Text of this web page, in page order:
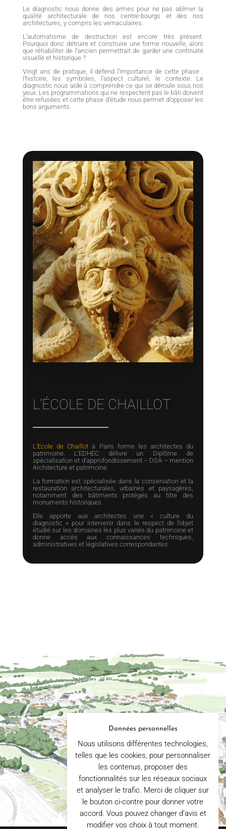
Le diagnostic nous donne des armes pour ne pas abîmer la
qualité architecturale de nos centre-bourgs et des nos
architectures, y compris les vernaculaires.
L’automatisme de destruction est encore très présent.
Pourquoi donc détruire et construire une forme nouvelle, alors
que réhabiliter de l’ancien permettrait de garder une continuité
visuelle et historique ?
Vingt ans de pratique, il défend l’importance de cette phase :
l’histoire, les symboles, l’aspect culturel, le contexte. Le
diagnostic nous aide à comprendre ce qui se déroule sous nos
yeux. Les programmations qui ne respectent pas le bâti doivent
être refusées et cette phase d’étude nous permet d’opposer les
bons arguments.
L’ÉCOLE DE CHAILLOT
L’Ecole de Chaillot à Paris forme les architectes du
patrimoine. L’EDHEC délivre un Diplôme de
spécialisation et d’approfondissement – DSA – mention
Architecture et patrimoine.
La formation est spécialisée dans la conservation et la
restauration architecturales, urbaines et paysagères,
notamment des bâtiments protégés au titre des
monuments historiques.
Elle apporte aux architectes une « culture du
diagnostic » pour intervenir dans le respect de l’objet
étudié sur les domaines les plus variés du patrimoine et
donne accès aux connaissances techniques,
administratives et législatives correspondantes.
Données personnelles
Nous utilisons différentes technologies,
telles que les cookies, pour personnaliser
les contenus, proposer des
fonctionnalités sur les réseaux sociaux
et analyser le trafic. Merci de cliquer sur
le bouton ci-contre pour donner votre
accord. Vous pouvez changer d’avis et
modifier vos choix à tout moment.